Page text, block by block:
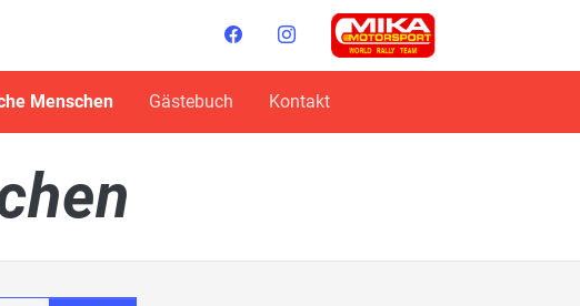
Menschen Gästebuch Kontakt